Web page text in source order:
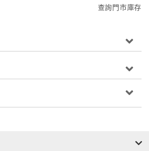
查詢門市庫存